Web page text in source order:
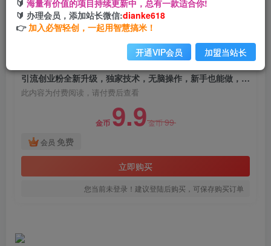
网创电课网
2年前发布
1244 88
引流创业粉全新升级，独家技术，无脑操作，新手也能做，日引100+精准创业粉
此内容为付费阅读，请付费后查看
金币 9.9金币99
会员 免费
立即购买
您当前未登录！建议登陆后购买，可保存购买订单
🔰 海量有价值的项目持续更新中，总有一款适合你!
🔰 办理会员，添加站长微信:dianke618
👉 加入必智轻创，一起用智慧搞米！
开通VIP会员 加盟当站长